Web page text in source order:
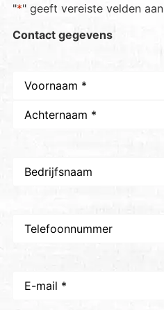
"*" geeft vereiste velden aan
Contact gegevens
Naam
mail*